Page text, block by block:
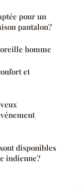
pour un
pantalon?
homme
et
disponibles
indienne?